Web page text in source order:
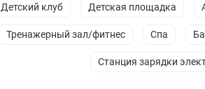
Детский клуб Детская площадка
Тренажерный зал/фитнес Спа
Станция зарядки